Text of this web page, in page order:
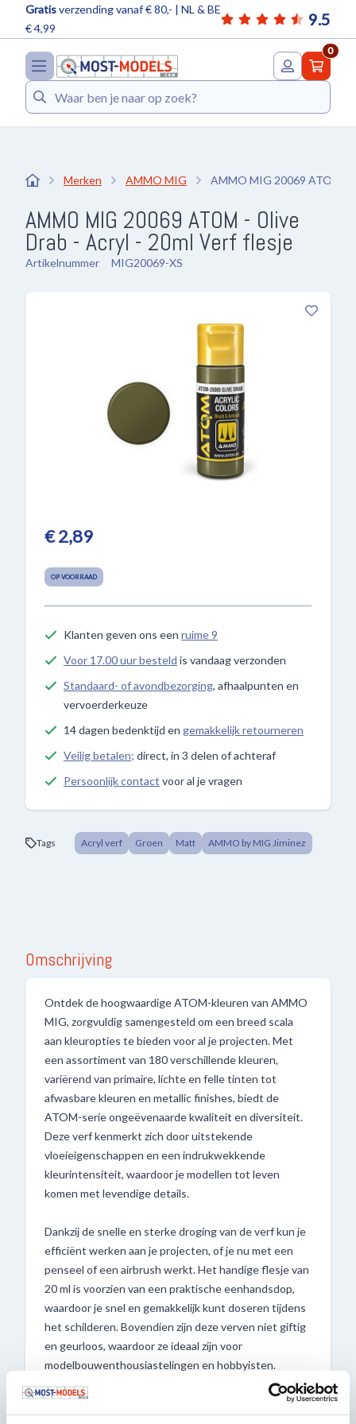
9.5
Gratisverzending vanaf € 80,- | NL & BE
€ 4,99
0
Zoeken
Merken AMMO MIG AMMO MIG 20069 ATOM -
AMMO MIG 20069 ATOM - Olive
Drab - Acryl - 20ml Verf flesje
Artikelnummer MIG20069-XS
€ 2,89
OP VOORRAAD
Klanten geven ons een ruime 9
Voor 17.00 uur besteld is vandaag verzonden
Standaard- of avondbezorging, afhaalpunten en
vervoerderkeuze
14 dagen bedenktijd en gemakkelijk retourneren
Veilig betalen; direct, in 3 delen of achteraf
Persoonlijk contact voor al je vragen
Tags Acryl verf Groen Matt AMMO by MIG Jiminez
Omschrijving
Ontdek de hoogwaardige ATOM-kleuren van AMMO
MIG, zorgvuldig samengesteld om een breed scala
aan kleuropties te bieden voor al je projecten. Met
een assortiment van 180 verschillende kleuren,
variërend van primaire, lichte en felle tinten tot
afwasbare kleuren en metallic finishes, biedt de
ATOM-serie ongeëvenaarde kwaliteit en diversiteit.
Deze verf kenmerkt zich door uitstekende
vloeieigenschappen en een indrukwekkende
kleurintensiteit, waardoor je modellen tot leven
komen met levendige details.
Dankzij de snelle en sterke droging van de verf kun je
efficiënt werken aan je projecten, of je nu met een
penseel of een airbrush werkt. Het handige flesje van
20 ml is voorzien van een praktische eenhandsdop,
waardoor je snel en gemakkelijk kunt doseren tijdens
het schilderen. Bovendien zijn deze verven niet giftig
en geurloos, waardoor ze ideaal zijn voor
modelbouwenthousiastelingen en hobbyisten.
Ontdek nu het gemak en de veelzijdigheid van de